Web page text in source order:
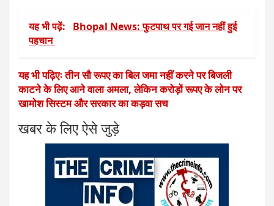
यह भी पढ़ें:
Bhopal News: फुटपाथ पर गई जान नहीं हुई
पहचान
यह भी पढ़िएः तीन सौ रूपए का बिल जमा नहीं करने पर बिजली
काटने के लिए आने वाला अमला, लेकिन करोड़ों रूपए के लोन पर
खामोश सिस्टम और सरकार का कड़वा सच
खबर के लिए ऐसे जुड़े